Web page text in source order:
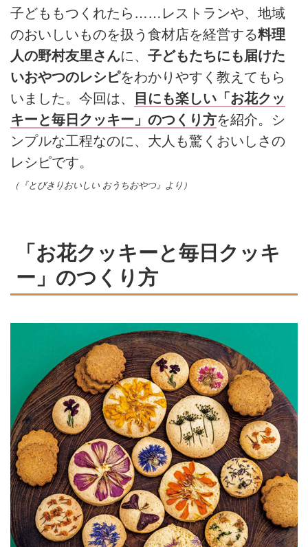
子どももつくれたら……レストランや、地域
のおいしいものを扱う食材店を経営する料理
人の野村友里さんに、 子どもたちにも届けた
いおやつのレシピをわかりやすく教えてもら
いました。今回は、
目にも楽しい「お花クッ
キーと毎日クッキー」のつくり方を紹介。シ
ンプルな工程なのに、大人も驚くおいしさの
レシピです。
（『とびきりおいしい おうちおやつ』より）
「お花クッキーと毎日クッキ
ー」のつくり方